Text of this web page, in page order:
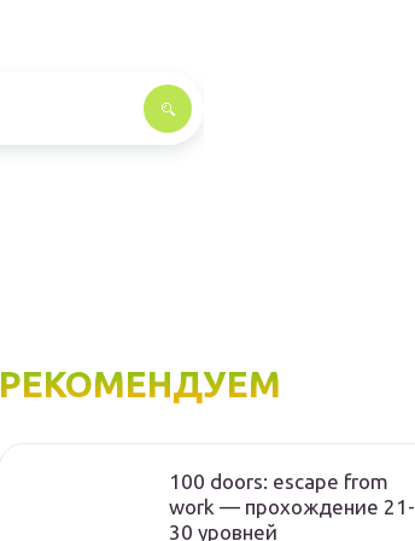
РЕКОМЕНДУЕМ
100 doors: escape from
work — прохождение 21-
30 уровней